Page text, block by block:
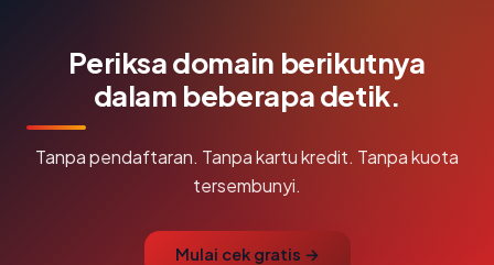
Periksa domain berikutnya
dalam beberapa detik.
Tanpa pendaftaran. Tanpa kartu kredit. Tanpa kuota
tersembunyi.
Mulai cek gratis →